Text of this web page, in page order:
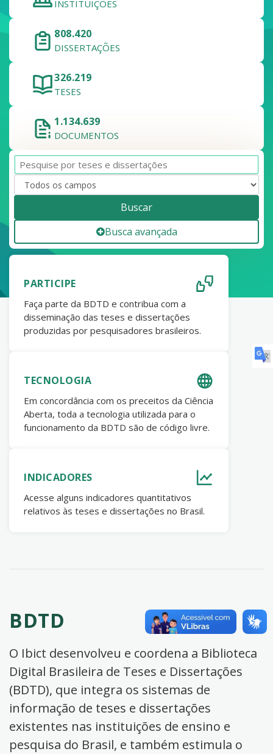
INSTITUIÇÕES
808.420
DISSERTAÇÕES
326.219
TESES
1.134.639
DOCUMENTOS
Buscar
Busca avançada
PARTICIPE
Faça parte da BDTD e contribua com a
disseminação das teses e dissertações
produzidas por pesquisadores brasileiros.
TECNOLOGIA
Em concordância com os preceitos da Ciência
Aberta, toda a tecnologia utilizada para o
funcionamento da BDTD são de código livre.
INDICADORES
Acesse alguns indicadores quantitativos
relativos às teses e dissertações no Brasil.
BDTD
O Ibict desenvolveu e coordena a Biblioteca
Digital Brasileira de Teses e Dissertações
(BDTD), que integra os sistemas de
informação de teses e dissertações
existentes nas instituições de ensino e
pesquisa do Brasil, e também estimula o